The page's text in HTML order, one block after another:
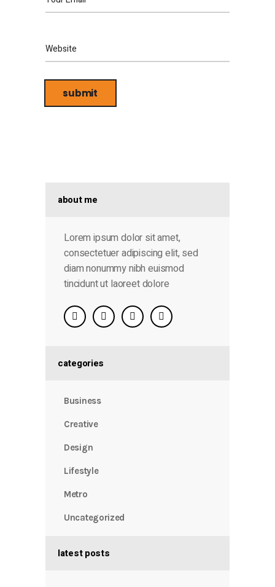
about me
Lorem ipsum dolor sit amet,
consectetuer adipiscing elit, sed
diam nonummy nibh euismod
tincidunt ut laoreet dolore
categories
Business
Creative
Design
Lifestyle
Metro
Uncategorized
latest posts